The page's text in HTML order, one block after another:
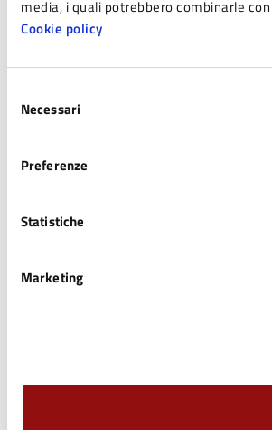
media, i quali potrebbero combinarle
Cookie policy
delNecessari
Preferenze
Statistiche
Marketing